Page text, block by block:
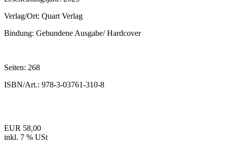
Verlag/Ort: Quart Verlag
Bindung: Gebundene Ausgabe/ Hardcover
Seiten: 268
ISBN/Art.: 978-3-03761-310-8
EUR 58,00
inkl. 7 % USt